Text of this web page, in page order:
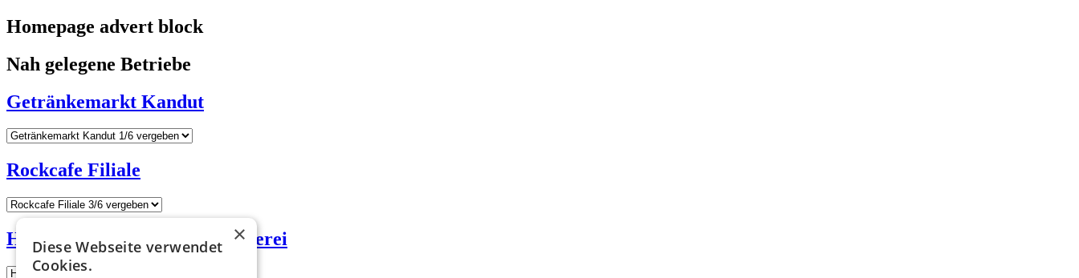
Homepage advert block
Nah gelegene Betriebe
Getränkemarkt Kandut
Rockcafe Filiale
Hefehaus Biobäckerei & Brauerei
×
Diese Webseite verwendet
Cookies.